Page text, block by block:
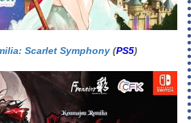
Scarlet Symphony (PS5)